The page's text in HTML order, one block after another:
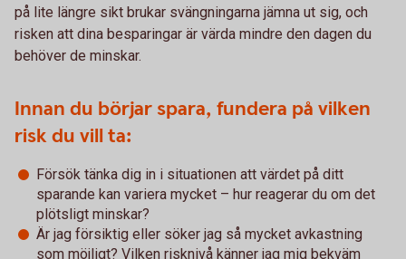
på lite längre sikt brukar svängningarna jämna ut sig, och
risken att dina besparingar är värda mindre den dagen du
behöver de minskar.
Innan du börjar spara, fundera på vilken
risk du vill ta:
Försök tänka dig in i situationen att värdet på ditt
sparande kan variera mycket – hur reagerar du om det
plötsligt minskar?
Är jag försiktig eller söker jag så mycket avkastning
som möjligt? Vilken risknivå känner jag mig bekväm